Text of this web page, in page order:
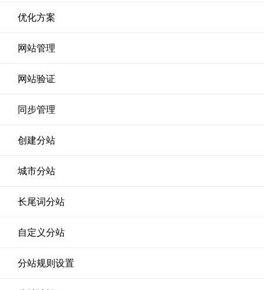
优化方案
网站管理
网站验证
同步管理
创建分站
城市分站
长尾词分站
自定义分站
分站规则设置